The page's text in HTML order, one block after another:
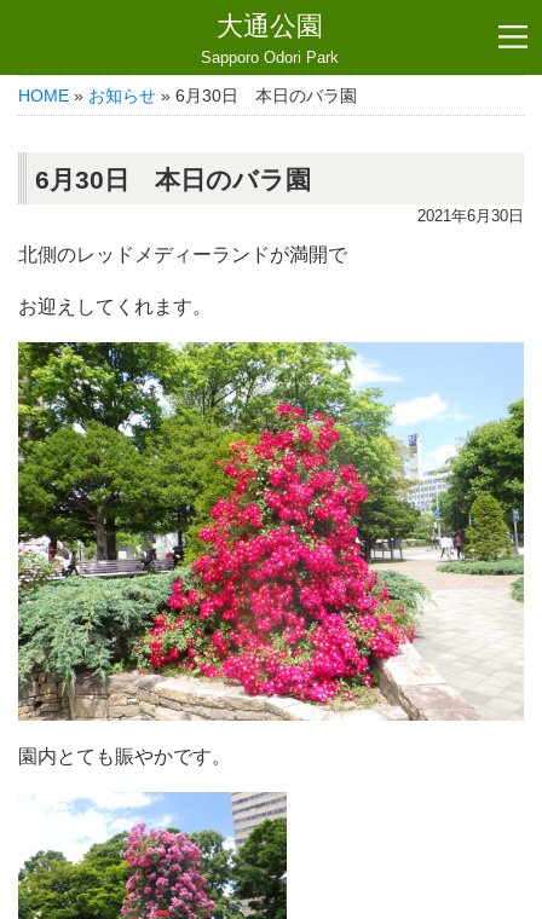
大通公園
Sapporo Odori Park
HOME » お知らせ » 6月30日 本日のバラ園
6月30日 本日のバラ園
2021年6月30日
北側のレッドメディーランドが満開で
お迎えしてくれます。
園内とても賑やかです。